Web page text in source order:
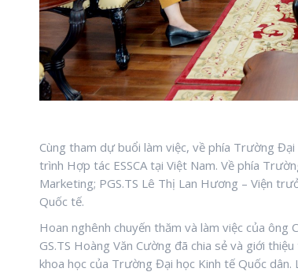
Cùng tham dự buổi làm việc, về phía Trường Đại
trình Hợp tác ESSCA tại Việt Nam. Về phía
Marketing; PGS.TS Lê Thị Lan Hương – Viện
Quốc tế.
Hoan nghênh chuyến thăm và làm việc của
GS.TS Hoàng Văn Cường đã chia sẻ và giới
khoa học của Trường Đại học Kinh tế Quốc